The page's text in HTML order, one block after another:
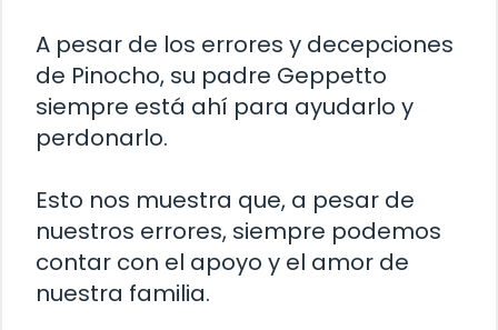
A pesar de los errores y decepciones
de Pinocho, su padre Geppetto
siempre está ahí para ayudarlo y
perdonarlo.
Esto nos muestra que, a pesar de
nuestros errores, siempre podemos
contar con el apoyo y el amor de
nuestra familia.